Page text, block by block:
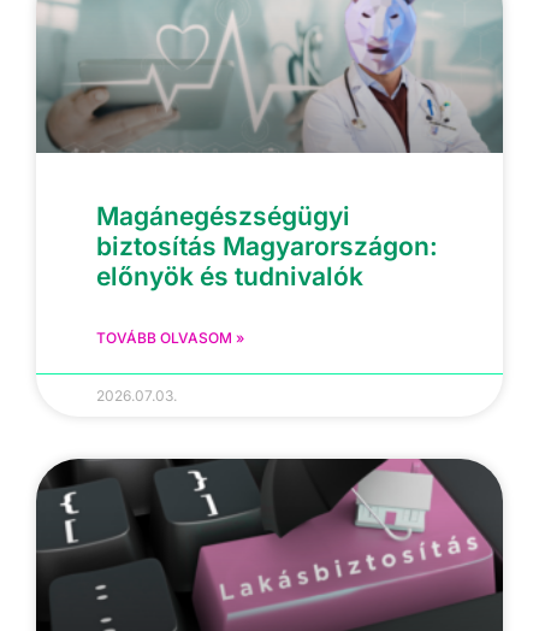
Magánegészségügyi
biztosítás Magyarországon:
előnyök és tudnivalók
TOVÁBB OLVASOM »
2026.07.03.